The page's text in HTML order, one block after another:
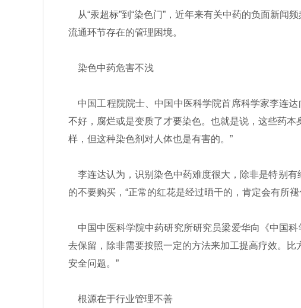
从“汞超标”到“染色门”，近年来有关中药的负面新闻
流通环节存在的管理困境。
染色中药危害不浅
中国工程院院士、中国中医科学院首席科学家李连
不好，腐烂或是变质了才要染色。也就是说，这些药
样，但这种染色剂对人体也是有害的。”
李连达认为，识别染色中药难度很大，除非是特别有
的不要购买，“正常的红花是经过晒干的，肯定会有所褪
中国中医科学院中药研究所研究员梁爱华向《中国
去保留，除非需要按照一定的方法来加工提高疗效。
安全问题。”
根源在于行业管理不善